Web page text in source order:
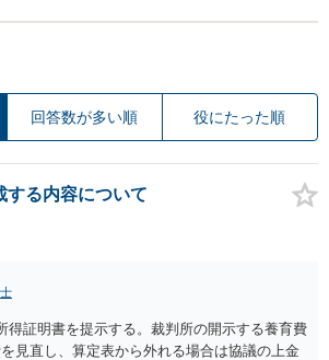
回答数が多い順 役にたった順
する内容について
得証明書を提示する。裁判所の開示する養育費
見直し、算定表から外れる場合は協議の上金